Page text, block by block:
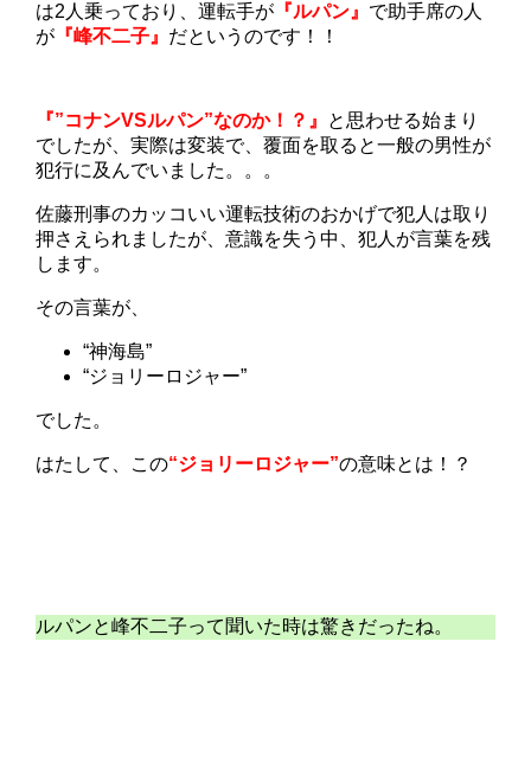
は2人乗っており、運転手が 『ルパン』 で助手席の人
が 『峰不二子』 だというのです！！
『”コナンVSルパン”なのか！？』 と思わせる始まり
でしたが、実際は変装で、覆面を取ると一般の男性が
犯行に及んでいました。。。
佐藤刑事のカッコいい運転技術のおかげで犯人は取り
押さえられましたが、意識を失う中、犯人が言葉を残
します。
その言葉が、
“神海島”
“ジョリーロジャー”
でした。
はたして、この“ジョリーロジャー”の意味とは！？
ルパンと峰不二子って聞いた時は驚きだったね。